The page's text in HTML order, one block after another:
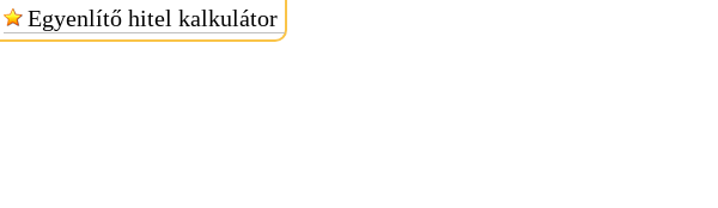
Egyenlítő hitel kalkulátor